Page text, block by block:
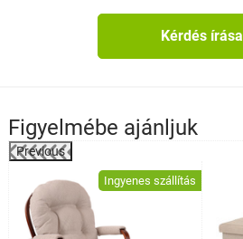
Kérdés írása
Figyelmébe ajánljuk
Previous
Ingyenes szállítás